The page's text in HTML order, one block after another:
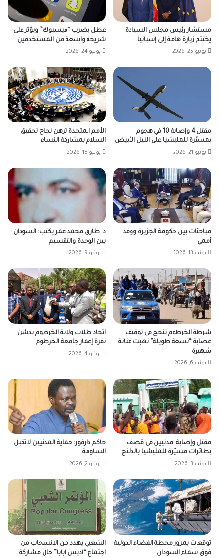
مستشار رئيس مجلس السيادة
يختتم زيارة هامة إلى إسبانيا
يونيو 25, 2026
عطل يضرب “فيسبوك” ويؤثر على
شريحة واسعة من المستخدمين
يونيو 24, 2026
مقتل 4 وإصابة 10 في هجوم
بمسيّرة للمليشيا على النيل الأبيض
يونيو 21, 2026
الأمم المتحدة ترهن نجاح تحقيق
السلام بمشاركة النساء
يونيو 18, 2026
مباحثات بين حكومة الجزيرة ووفد
أممي
يونيو 13, 2026
د. طارق محمد عمر يكتب: السودان
بين الوحدة والتقسيم
يونيو 9, 2026
شرطة الخرطوم تنجح في توقيف
عصابة “تسعة طويلة” نهبت فنانة
شهيرة
يونيو 6, 2026
اتحاد طلاب ولاية الخرطوم يدشن
نفرة إعمار جامعة الخرطوم
يونيو 4, 2026
مقتل وإصابة مدنيين في قصف
بطائرات مسيّرة للمليشيا بالدلنج
يونيو 3, 2026
حاكم دارفور: حماية المدنيين لاتقبل
الساومة
يونيو 2, 2026
توقعات بمرور محطة الفضاء الدولية
فوق سماء السودان
الشعبي يهدد من الانسحاب من
اجتماع “اديس ابابا” حال مشاركة